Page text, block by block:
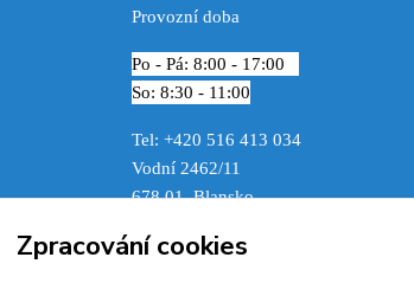
Provozní doba
Po - Pá: 8:00 - 17:00
So: 8:30 - 11:00
Tel: +420 516 413 034‬
Vodní 2462/11
678 01 Blansko
Zpracování cookies